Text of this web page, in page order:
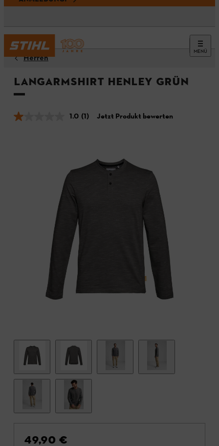
MENÜ
Herren
Langarmshirt HENLEY Grün
1.0 (1) Jetzt Produkt bewerten
49,90 €